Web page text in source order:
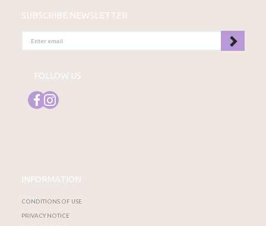
SUBSCRIBE NEWSLETTER
EMAIL
FOLLOW US
INFORMATION
CONDITIONS OF USE
PRIVACY NOTICE